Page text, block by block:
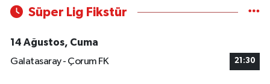
Süper Lig Fikstür
14 Ağustos, Cuma
Galatasaray - Çorum FK
21:30